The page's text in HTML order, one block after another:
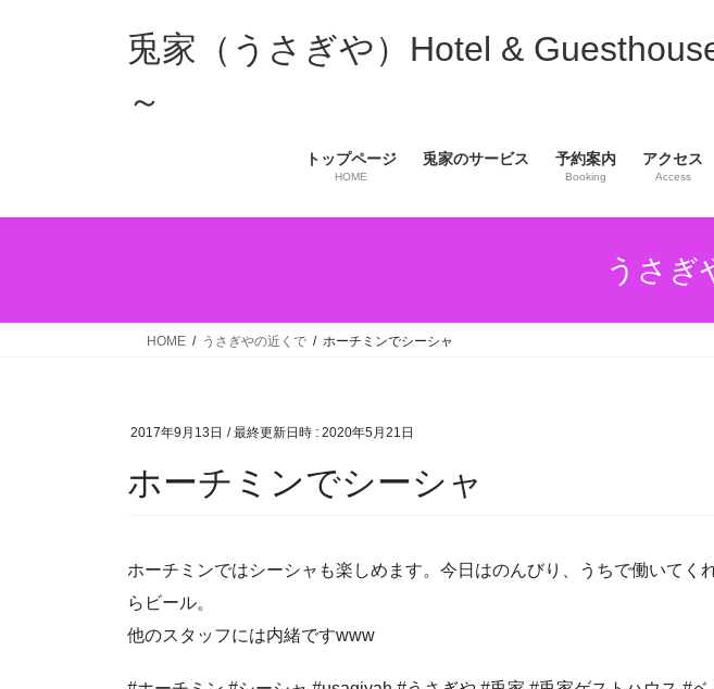
ッ
移
兎家（うさぎや）Hotel &
～
トップページ
HOME
兎家のサービス 予約案内
Booking
アクセス
Access
うさぎ
HOME うさぎやの近くで ホーチミンでシーシャ
2017年9月13日 / 最終更新日時 : 2020年5月21日
ホーチミンでシーシャ
ホーチミンではシーシャも楽しめます。今日はのんびり、うちで働いてく
らビール。
他のスタッフには内緒ですwww